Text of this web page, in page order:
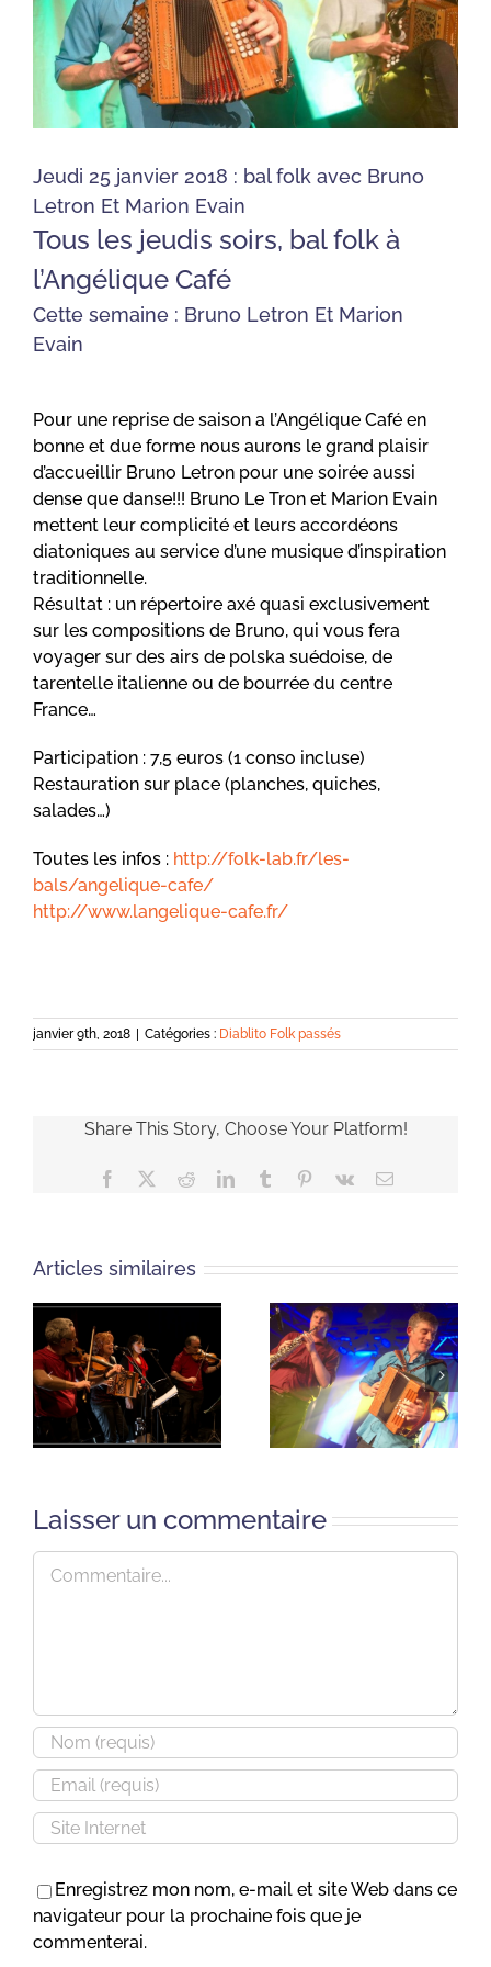
Jeudi 25 janvier 2018 : bal folk avec Bruno
Letron Et Marion Evain
Tous les jeudis soirs, bal folk à
l’Angélique Café
Cette semaine : Bruno Letron Et Marion
Evain
Pour une reprise de saison a l’Angélique Café en
bonne et due forme nous aurons le grand plaisir
d’accueillir Bruno Letron pour une soirée aussi
dense que danse!!! Bruno Le Tron et Marion Evain
mettent leur complicité et leurs accordéons
diatoniques au service d’une musique d’inspiration
traditionnelle.
Résultat : un répertoire axé quasi exclusivement
sur les compositions de Bruno, qui vous fera
voyager sur des airs de polska suédoise, de
tarentelle italienne ou de bourrée du centre
France…
Participation : 7,5 euros (1 conso incluse)
Restauration sur place (planches, quiches,
salades…)
Toutes les infos : http://folk-lab.fr/les-
bals/angelique-cafe/
http://www.langelique-cafe.fr/
janvier 9th, 2018 Catégories : Diablito Folk passés
Share This Story, Choose Your Platform!
Facebook RedditLinkedInTumblr Pinterest
Vk Email
Articles similaires
Laisser un commentaire
Commentaire
Enregistrez mon nom, e-mail et site Web dans ce
navigateur pour la prochaine fois que je
commenterai.